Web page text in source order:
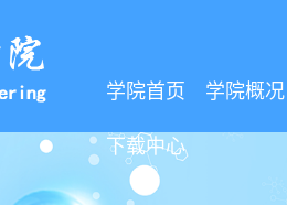
学院首页 学院概况
下载中心